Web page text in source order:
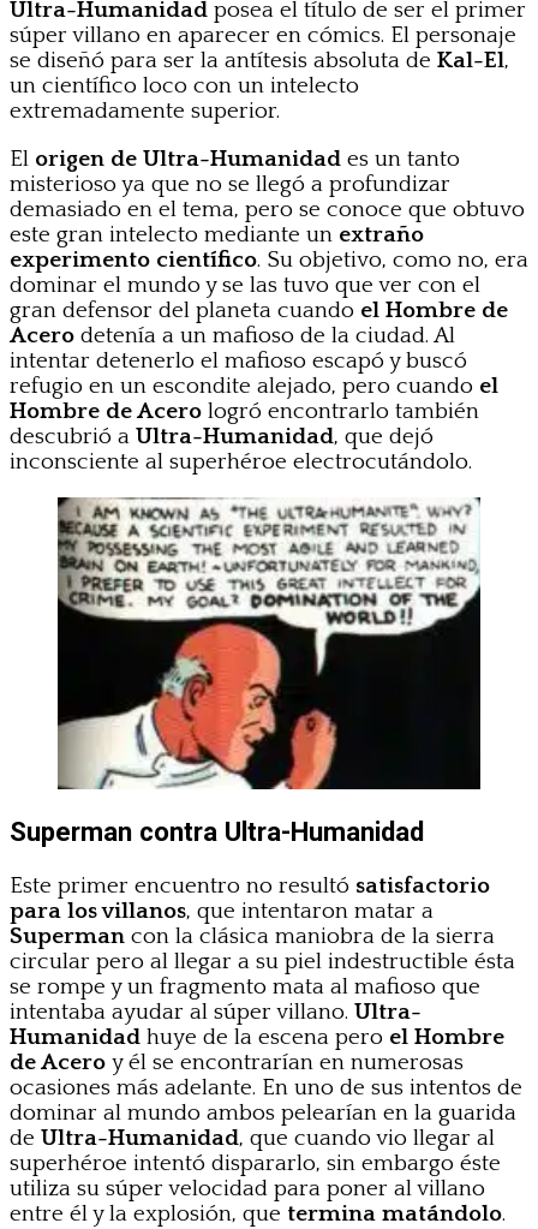
Ultra-Humanidad posea el título de ser el primer
súper villano en aparecer en cómics. El personaje
se diseñó para ser la antítesis absoluta de Kal-El,
un científico loco con un intelecto
extremadamente superior.
El origen de Ultra-Humanidad es un tanto
misterioso ya que no se llegó a profundizar
demasiado en el tema, pero se conoce que obtuvo
este gran intelecto mediante un extraño
experimento científico. Su objetivo, como no, era
dominar el mundo y se las tuvo que ver con el
gran defensor del planeta cuando el Hombre de
Acero detenía a un mafioso de la ciudad. Al
intentar detenerlo el mafioso escapó y buscó
refugio en un escondite alejado, pero cuando el
Hombre de Acero logró encontrarlo también
descubrió a Ultra-Humanidad, que dejó
inconsciente al superhéroe electrocutándolo.
Superman contra Ultra-Humanidad
Este primer encuentro no resultó satisfactorio
para los villanos, que intentaron matar a
Superman con la clásica maniobra de la sierra
circular pero al llegar a su piel indestructible ésta
se rompe y un fragmento mata al mafioso que
intentaba ayudar al súper villano. Ultra-
Humanidad huye de la escena pero el Hombre
de Acero y él se encontrarían en numerosas
ocasiones más adelante. En uno de sus intentos de
dominar al mundo ambos pelearían en la guarida
de Ultra-Humanidad, que cuando vio llegar al
superhéroe intentó dispararlo, sin embargo éste
utiliza su súper velocidad para poner al villano
entre él y la explosión, que termina matándolo.